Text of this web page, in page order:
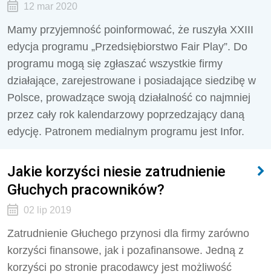
12 mar 2020
Mamy przyjemność poinformować, że ruszyła XXIII
edycja programu „Przedsiębiorstwo Fair Play”. Do
programu mogą się zgłaszać wszystkie firmy
działające, zarejestrowane i posiadające siedzibę w
Polsce, prowadzące swoją działalność co najmniej
przez cały rok kalendarzowy poprzedzający daną
edycję. Patronem medialnym programu jest Infor.
Jakie korzyści niesie zatrudnienie
Głuchych pracowników?
02 lip 2019
Zatrudnienie Głuchego przynosi dla firmy zarówno
korzyści finansowe, jak i pozafinansowe. Jedną z
korzyści po stronie pracodawcy jest możliwość